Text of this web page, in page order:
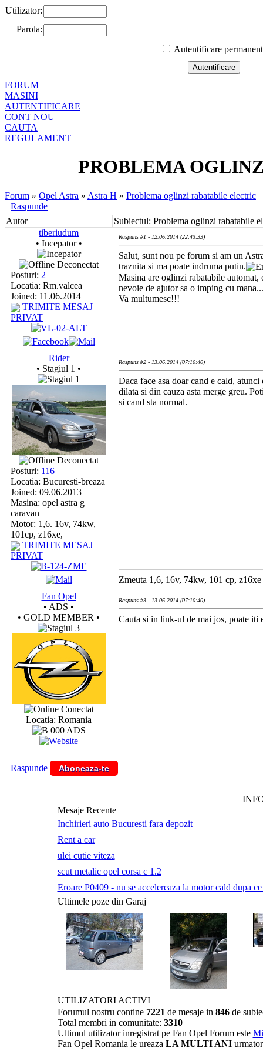
Utilizator:
Parola:
Autentificare
FORUM
MASINI
AUTENTIFICARE
CONT NOU
CAUTA
REGULAMENT
PROBLEMA
Forum » Opel Astra » Astra H » Problema oglinzi rabatabile electric
Raspunde
Autor
Subiectul: Problema oglinzi rabatabile
tiberiudum
• Incepator •
Deconectat
Posturi: 2
Locatia: Rm.valcea
Joined: 11.06.2014
TRIMITE MESAJ
PRIVAT
Raspuns #1 - 12.06.2014 (22:43:33)
Salut, sunt nou pe forum si am un
traznita si ma poate indruma putin.
Masina are oglinzi rabatabile automat,
nevoie de ajutor sa o imping cu
Va multumesc!!!
Rider
• Stagiul 1 •
Deconectat
Posturi: 116
Locatia: Bucuresti-breaza
Joined: 09.06.2013
Masina: opel astra g
caravan
Motor: 1,6. 16v, 74kw,
101cp, z16xe,
TRIMITE MESAJ
PRIVAT
Raspuns #2 - 13.06.2014 (07:10:40)
Daca face asa doar cand e cald,
dilata si din cauza asta merge greu.
si cand sta normal.
Zmeuta 1,6, 16v, 74kw, 101 cp, z16xe
Fan Opel
• ADS •
• GOLD MEMBER •
Conectat
Locatia: Romania
Raspuns #3 - 13.06.2014 (07:10:40)
Cauta si in link-ul de mai jos, poate iti
Raspunde Aboneaza-te
Mesaje Recente
Inchirieri auto Bucuresti fara depozit
Rent a car
ulei cutie viteza
scut metalic opel corsa c 1.2
Eroare P0409 - nu se accelereaza la motor cald dupa
Ultimele poze din Garaj
UTILIZATORI ACTIVI
Forumul nostru contine 7221 de mesaje in 846de
Total membri in comunitate: 3310
Ultimul utilizator inregistrat pe Fan Opel Forum este
Fan Opel Romania le ureaza LA MULTI ANI